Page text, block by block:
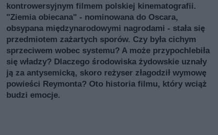
kontrowersyjnym filmem polskiej kinematografii.
"Ziemia obiecana" - nominowana do Oscara,
obsypana międzynarodowymi nagrodami - stała się
przedmiotem zażartych sporów. Czy była cichym
sprzeciwem wobec systemu? A może przypochlebiła
się władzy? Dlaczego środowiska żydowskie uznały
ją za antysemicką, skoro reżyser złagodził wymowę
powieści Reymonta? Oto historia filmu, który wciąż
budzi emocje.